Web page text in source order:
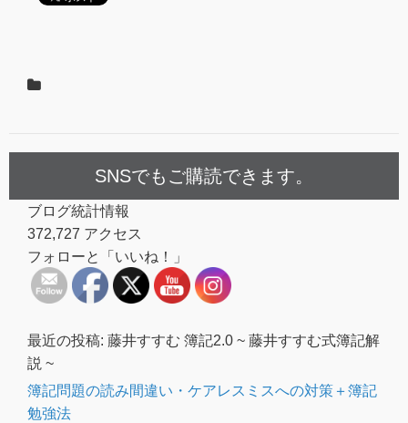
SNSでもご購読できます。
ブログ統計情報
372,727 アクセス
フォローと「いいね！」
最近の投稿: 藤井すすむ 簿記2.0 ~ 藤井すすむ式簿記解
説 ~
簿記問題の読み間違い・ケアレスミスへの対策＋簿記
勉強法